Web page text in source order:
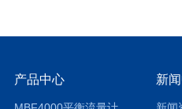
产品中心 新